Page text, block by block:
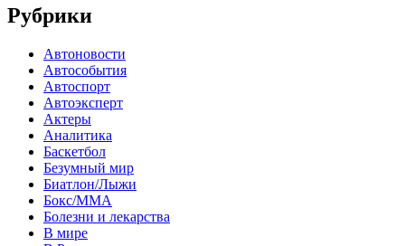
Рубрики
Автоновости
Автособытия
Автоспорт
Автоэксперт
Актеры
Аналитика
Баскетбол
Безумный мир
Биатлон/Лыжи
Бокс/MMA
Болезни и лекарства
В мире